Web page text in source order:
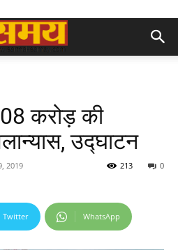
करोड़ की
उद्घाटन
2019 0
213
Twitter WhatsApp